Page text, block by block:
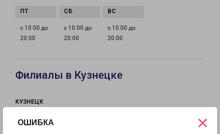
ОШИБКА ×
с 10:00 до
20:00
с 10:00 до
20:00
с 10:00 до
20:00
Филиалы в Кузнецке
КУЗНЕЦК
Алексеевское Шоссе, 5